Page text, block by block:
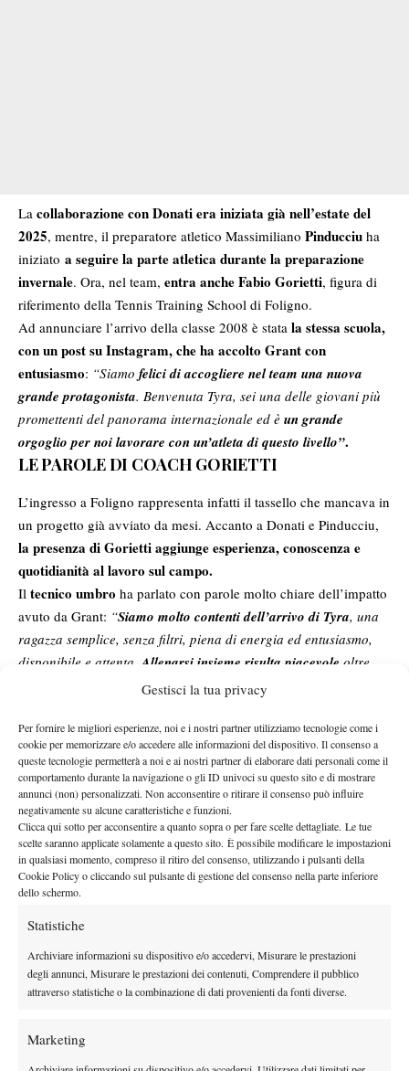
Gestisci la tua privacy
Per fornire le migliori esperienze, noi e i nostri partner utilizziamo tecnologie come i
cookie per memorizzare e/o accedere alle informazioni del dispositivo. Il consenso a
queste tecnologie permetterà a noi e ai nostri partner di elaborare dati personali come il
comportamento durante la navigazione o gli ID univoci su questo sito e di mostrare
annunci (non) personalizzati. Non acconsentire o ritirare il consenso può influire
negativamente su alcune caratteristiche e funzioni.
Clicca qui sotto per acconsentire a quanto sopra o per fare scelte dettagliate. Le tue
scelte saranno applicate solamente a questo sito. È possibile modificare le impostazioni
in qualsiasi momento, compreso il ritiro del consenso, utilizzando i pulsanti della
Cookie Policy o cliccando sul pulsante di gestione del consenso nella parte inferiore
dello schermo.
Statistiche
Archiviare informazioni su dispositivo e/o accedervi, Misurare le prestazioni
degli annunci, Misurare le prestazioni dei contenuti, Comprendere il pubblico
attraverso statistiche o la combinazione di dati provenienti da fonti diverse.
Marketing
La collaborazione con Donati era iniziata già nell’estate del
2025, mentre, il preparatore atletico Massimiliano Pinducciu ha
iniziato a seguire la parte atletica durante la preparazione
invernale. Ora, nel team, entra anche Fabio Gorietti, figura di
riferimento della Tennis Training School di Foligno.
Ad annunciare l’arrivo della classe 2008 è stata la stessa scuola,
con un post su Instagram, che ha accolto Grant con
entusiasmo: “Siamo felici di accogliere nel team una nuova
grande protagonista. Benvenuta Tyra, sei una delle giovani più
promettenti del panorama internazionale ed è un grande
orgoglio per noi lavorare con un’atleta di questo livello”.
LE PAROLE DI COACH GORIETTI
L’ingresso a Foligno rappresenta infatti il tassello che mancava in
un progetto già avviato da mesi. Accanto a Donati e Pinducciu,
la presenza di Gorietti aggiunge esperienza, conoscenza e
quotidianità al lavoro sul campo.
Il tecnico umbro ha parlato con parole molto chiare dell’impatto
avuto da Grant: “Siamo molto contenti dell’arrivo di Tyra, una
ragazza semplice, senza filtri, piena di energia ed entusiasmo,
disponibile e attenta. Allenarsi insieme risulta piacevole oltre
stimolante, viste le sue capacità.Mi piace molto il fatto che
lavoro: questa è una cosa che sicuramente l’aiuterà a crescere”
Lo stessoGoriettiha poisottolineato anche l’intesa con il resto
dello staff:“Matteo Donati e Massimiliano Pinducciu li conosco
da tantissimo tempo, peròsolo ora li sento a stretto contattoe
scopro che dentro a ungrandissimo valore umanoc’è anche
unagrandissima competenza e passione per questo sport. Sono
sicuro chefaremo un gran lavoro”.
PerTyra Grant
accanto al nome. Dopo aver fatto parte del
campione del mondo in Billie Jean King Cup nel 2025.La
diciottenne sarà infattipresente anche nel tie di qualificazione
in programma a Velletri il 10 e l’11 aprile,